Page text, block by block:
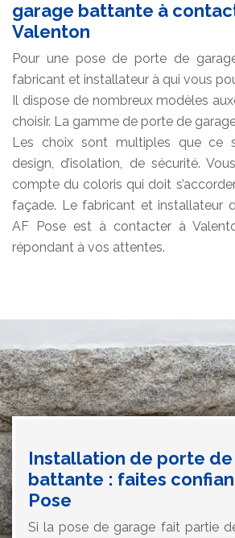
garage battante à
Valenton
Pour une pose de porte de
fabricant et installateur à qui vous
Il dispose de nombreux modèles
choisir. La gamme de porte de
Les choix sont multiples que ce
design, d’isolation, de sécurité.
compte du coloris qui doit
façade. Le fabricant et installateur
AF Pose est à contacter à
répondant à vos attentes.
Installation de porte
battante : faites
Pose
Si la pose de garage fait partie